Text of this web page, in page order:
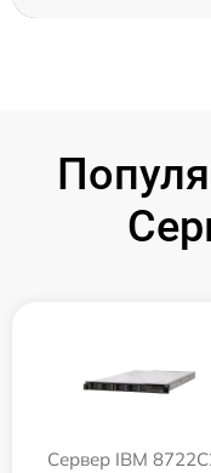
Сервер IBM